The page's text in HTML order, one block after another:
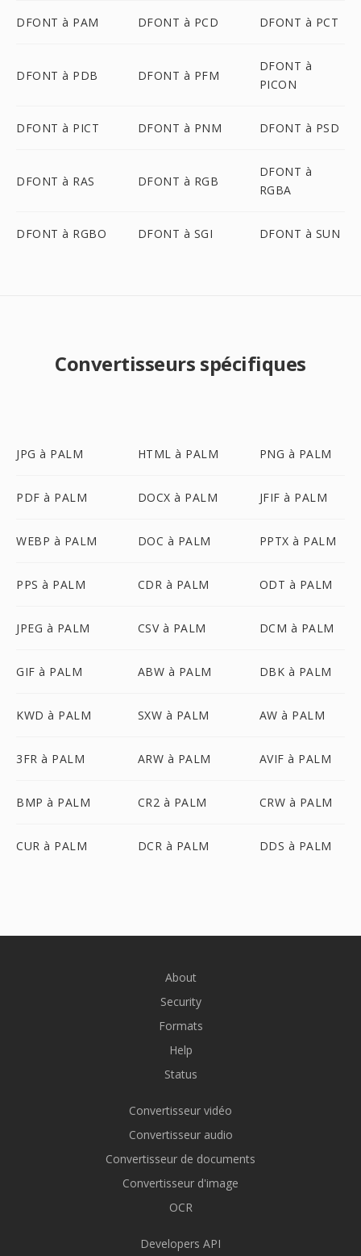
DFONT à PAM DFONT à PCD DFONT à PCT
DFONT à PDB DFONT à PFM
DFONT à
PICON
DFONT à PICT DFONT à PNM DFONT à PSD
DFONT à RAS DFONT à RGB
DFONT à
RGBA
DFONT à RGBO DFONT à SGI DFONT à SUN
Convertisseurs spécifiques
JPG à PALM HTML à PALM PNG à PALM
PDF à PALM DOCX à PALM JFIF à PALM
WEBP à PALM DOC à PALM PPTX à PALM
PPS à PALM CDR à PALM ODT à PALM
JPEG à PALM CSV à PALM DCM à PALM
GIF à PALM ABW à PALM DBK à PALM
KWD à PALM SXW à PALM AW à PALM
3FR à PALM ARW à PALM AVIF à PALM
BMP à PALM CR2 à PALM CRW à PALM
CUR à PALM DCR à PALM DDS à PALM
About
Security
Formats
Help
Status
Convertisseur vidéo
Convertisseur audio
Convertisseur de documents
Convertisseur d'image
OCR
Developers API